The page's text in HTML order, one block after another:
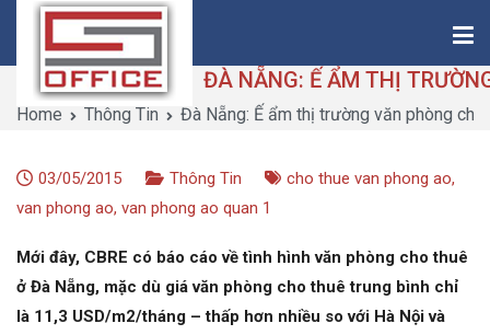
content
Saigon-Office
Saving Is Solution
Home Thông Tin Đà Nẵng: Ế ẩm thị trường văn phòng cho
03/05/2015 Thông Tin cho thue van phong ao,
van phong ao, van phong ao quan 1
Mới đây, CBRE có báo cáo về tình hình văn phòng cho thuê
ở Đà Nẵng, mặc dù giá văn phòng cho thuê trung bình chỉ
là 11,3 USD/m2/tháng – thấp hơn nhiều so với Hà Nội và